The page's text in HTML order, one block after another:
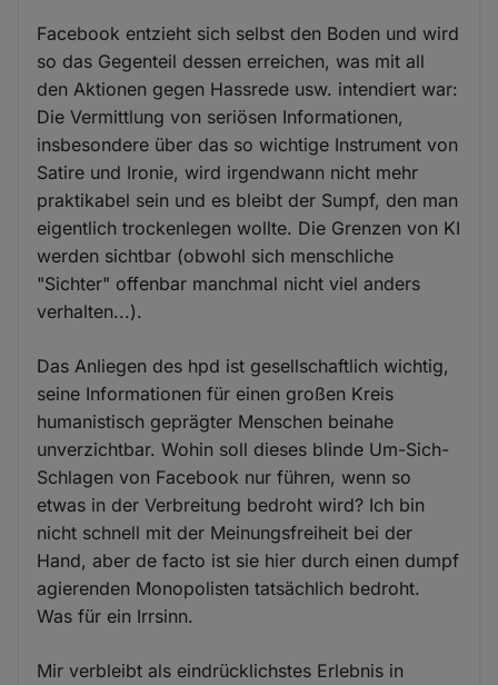
Facebook entzieht sich selbst den Boden und wird
so das Gegenteil dessen erreichen, was mit all
den Aktionen gegen Hassrede usw. intendiert war:
Die Vermittlung von seriösen Informationen,
insbesondere über das so wichtige Instrument von
Satire und Ironie, wird irgendwann nicht mehr
praktikabel sein und es bleibt der Sumpf, den man
eigentlich trockenlegen wollte. Die Grenzen von KI
werden sichtbar (obwohl sich menschliche
"Sichter" offenbar manchmal nicht viel anders
verhalten...).
Das Anliegen des hpd ist gesellschaftlich wichtig,
seine Informationen für einen großen Kreis
humanistisch geprägter Menschen beinahe
unverzichtbar. Wohin soll dieses blinde Um-Sich-
Schlagen von Facebook nur führen, wenn so
etwas in der Verbreitung bedroht wird? Ich bin
nicht schnell mit der Meinungsfreiheit bei der
Hand, aber de facto ist sie hier durch einen dumpf
agierenden Monopolisten tatsächlich bedroht.
Was für ein Irrsinn.
Mir verbleibt als eindrücklichstes Erlebnis in